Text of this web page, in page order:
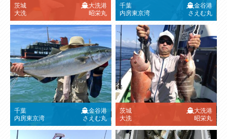
茨城
大洗
大洗港
昭栄丸
千葉
内房東京湾
金谷港
さえむ丸
千葉
内房東京湾
金谷港
さえむ丸
茨城
大洗
大洗港
昭栄丸